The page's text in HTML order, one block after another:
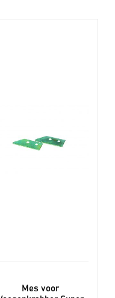
Mes voor